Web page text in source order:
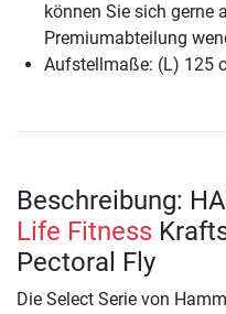
können Sie sich gerne
Premiumabteilung
Aufstellmaße: (L) 125
Beschreibung:
Life Fitness
Pectoral Fly
Die Select Serie von